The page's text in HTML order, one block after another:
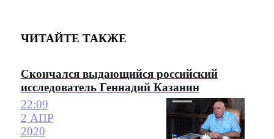
ЧИТАЙТЕ ТАКЖЕ
Скончался выдающийся российский
исследователь Геннадий Казанин
22:09
2 АПР
2020